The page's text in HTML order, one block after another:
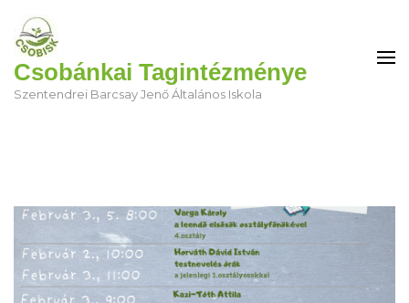
Csobánkai Tagintézménye
Szentendrei Barcsay Jenő Általános Iskola